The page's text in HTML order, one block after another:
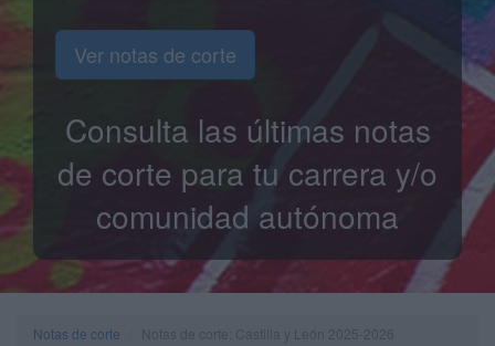
Ver notas de corte
Consulta las últimas notas
de corte para tu carrera y/o
comunidad autónoma
Notas de corte